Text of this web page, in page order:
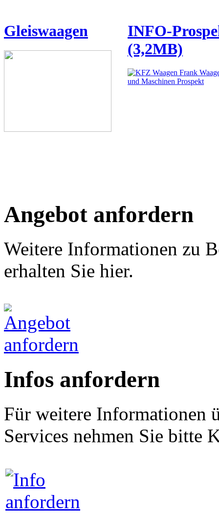
Gleiswaagen
INFO-
(3,2MB)
Angebot anfordern
Weitere Informationen zu
erhalten Sie hier.
Infos anfordern
Für weitere Informationen
Services nehmen Sie bitte